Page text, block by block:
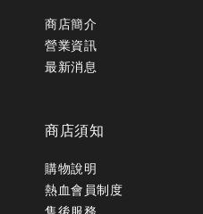
商店簡介
營業資訊
最新消息
商店須知
購物說明
熱血會員制度